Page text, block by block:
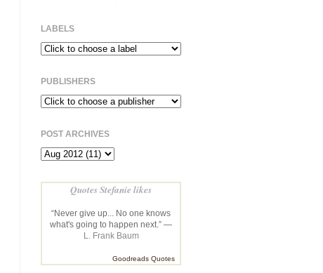
LABELS
PUBLISHERS
POST ARCHIVES
Quotes Stefanie likes
“Never give up... No one knows
what's going to happen next.” —
L. Frank Baum
Goodreads Quotes